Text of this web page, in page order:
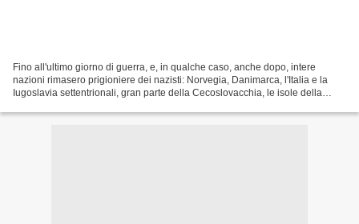
Fino all'ultimo giorno di guerra, e, in qualche caso, anche dopo, intere
nazioni rimasero prigioniere dei nazisti: Norvegia, Danimarca, l'Italia e la
Iugoslavia settentrionali, gran parte della Cecoslovacchia, le isole della